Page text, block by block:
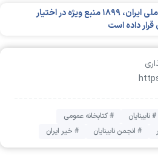
تالار رودکی کتابخانه ملی ایران، ۱۸۹۹ منبع ویژه در اختیار
قرار داده است
# نابینایان
# کتابخانه عمومی
# انجمن نابینایان # خیر ایران